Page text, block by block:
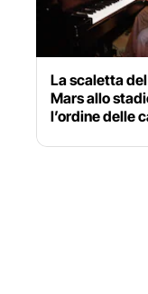
La scaletta
Mars allo
l’ordine delle